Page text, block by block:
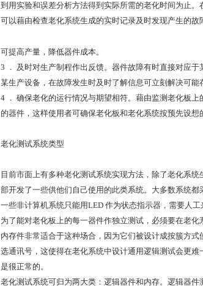
到用实验和误差分析方法得到实际所需的老化时间为止。
可以藉由检查老化系统生成的实时记录及时发现产生的故
可提高产量，降低器件成本。
3 ． 及时对生产制程作出反馈。器件故障有时直接对应于
某生产设备，在故障发生时及时了解信息可立刻解决可能
4 ． 确保老化的运行情况与期望相符。藉由监测老化板
的器件，这样使用者可确保老化板和老化系统按预先设想
老化测试系统类型
目前市面上有多种老化测试系统实现方法，除了老化系
部开发了一些供他们自己使用的此类系统。大多数系统
一些非计算机系统只能用LED 作为状态指示器，需要人工
为了能对老化板上的每一器件作独立测试，必须要在老化
内存件非常适合于这种场合，因为它们被设计成按簇方
选通讯号，这使得在老化系统中设计通用逻辑测试会更
是很正常的。
老化测试系统可归为两大类：逻辑器件和内存。逻辑器